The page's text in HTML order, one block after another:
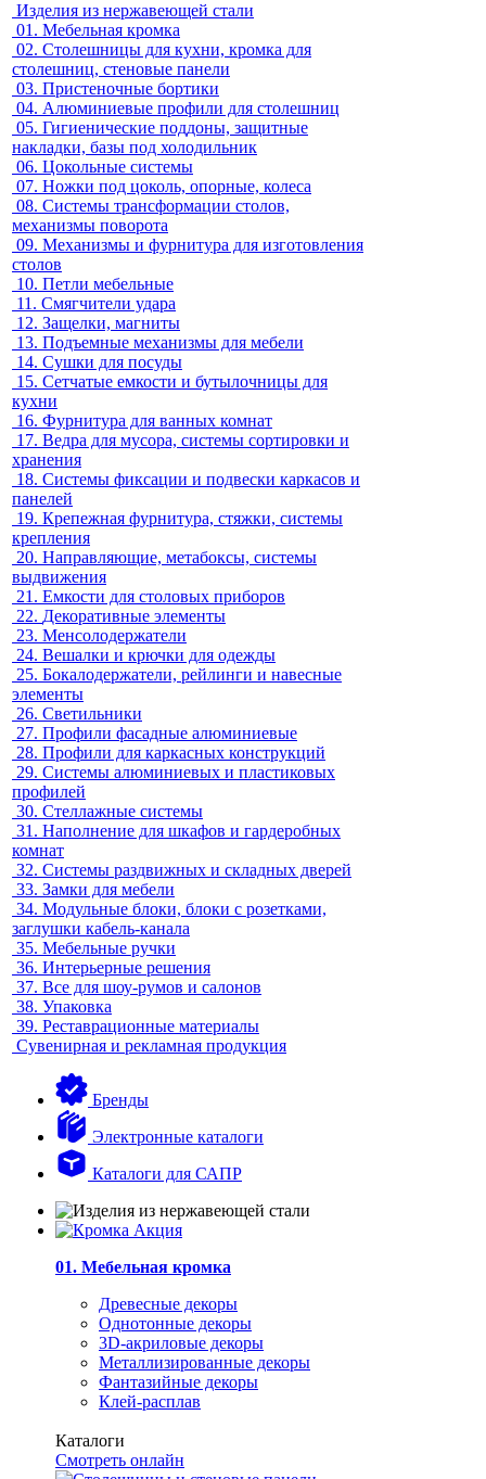
Изделия из нержавеющей стали
01. Мебельная кромка
02. Столешницы для кухни, кромка для
столешниц, стеновые панели
03. Пристеночные бортики
04. Алюминиевые профили для столешниц
05. Гигиенические поддоны, защитные
накладки, базы под холодильник
06. Цокольные системы
07. Ножки под цоколь, опорные, колеса
08. Системы трансформации столов,
механизмы поворота
09. Механизмы и фурнитура для изготовления
столов
10. Петли мебельные
11. Смягчители удара
12. Защелки, магниты
13. Подъемные механизмы для мебели
14. Сушки для посуды
15. Сетчатые емкости и бутылочницы для
кухни
16. Фурнитура для ванных комнат
17. Ведра для мусора, системы сортировки и
хранения
18. Системы фиксации и подвески каркасов и
панелей
19. Крепежная фурнитура, стяжки, системы
крепления
20. Направляющие, метабоксы, системы
выдвижения
21. Емкости для столовых приборов
22. Декоративные элементы
23. Менсолодержатели
24. Вешалки и крючки для одежды
25. Бокалодержатели, рейлинги и навесные
элементы
26. Светильники
27. Профили фасадные алюминиевые
28. Профили для каркасных конструкций
29. Системы алюминиевых и пластиковых
профилей
30. Стеллажные системы
31. Наполнение для шкафов и гардеробных
комнат
32. Системы раздвижных и складных дверей
33. Замки для мебели
34. Модульные блоки, блоки с розетками,
заглушки кабель-канала
35. Мебельные ручки
36. Интерьерные решения
37. Все для шоу-румов и салонов
38. Упаковка
39. Реставрационные материалы
Сувенирная и рекламная продукция
Бренды
Электронные каталоги
Каталоги для САПР
01. Мебельная кромка
Древесные декоры
Однотонные декоры
3D-акриловые декоры
Металлизированные декоры
Фантазийные декоры
Клей-расплав
Каталоги
Смотреть онлайн